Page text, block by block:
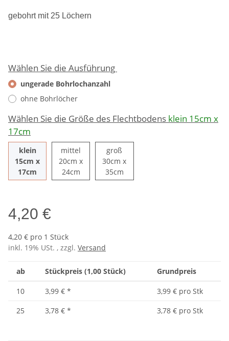
gebohrt mit 25 Löchern
Wählen Sie die Ausführung
ungerade Bohrlochanzahl
ohne Bohrlöcher
Wählen Sie die Größe des Flechtbodens klein 15cm x
17cm
klein
15cm x
17cm klein 15cm x 17cm
mittel
20cm x
24cmmittel 20cm x 24cm
groß
30cm x
35cmgroß 30cm x 35cm
4,20 €
4,20 € pro 1 Stück
inkl. 19% USt. , zzgl. Versand
ab Stückpreis (1,00 Stück) Grundpreis
10 3,99 € *
3,99 € pro Stk
25
3,78 € * 3,78 € pro Stk